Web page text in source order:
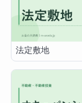
法定敷地